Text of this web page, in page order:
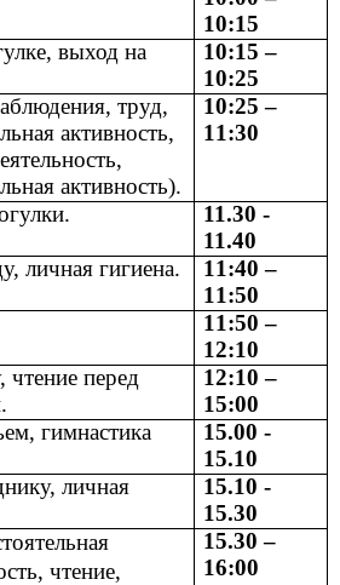
10:15
выход на
10:15 –
10:25
труд,
активность,
активность).
10:25 –
11:30
11.30 -
11.40
личная гигиена.
11:40 –
11:50
11:50 –
12:10
чтение перед
12:10 –
15:00
гимнастика
15.00 -
15.10
личная
15.10 -
15.30
чтение,
15.30 –
16:00